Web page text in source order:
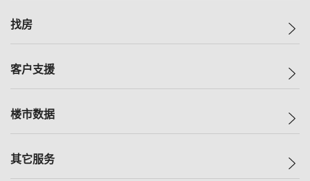
美联集团
人才招募
找房
一手新房
减价
美联豪宅
客户支援
自助放盘
查询热线
楼市数据
指数
其它服务